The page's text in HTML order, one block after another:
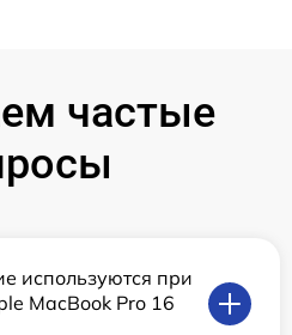
частые
используются при
MacBook Pro 16